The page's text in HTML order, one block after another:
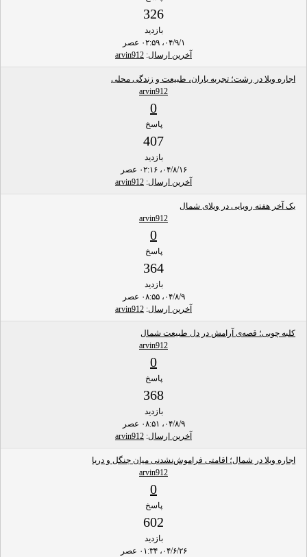
326
بازدید
۰۴/۹/۱، ۰۲:۵۹ عصر
آخرین ارسال:
arvin912
اجاره ویلا در رشت؛ تجربه باران، طبیعت و زندگی محلی
arvin912
0
پاسخ
407
بازدید
۰۴/۸/۱۶، ۰۲:۱۶ عصر
آخرین ارسال:
arvin912
یک آخر هفته رویایی در ویلای شمال
arvin912
0
پاسخ
364
بازدید
۰۴/۸/۹، ۰۸:۵۵ عصر
آخرین ارسال:
arvin912
کلبه چوبی؛ قصه‌ی آرامش در دل طبیعت شمال
arvin912
0
پاسخ
368
بازدید
۰۴/۸/۹، ۰۸:۵۱ عصر
آخرین ارسال:
arvin912
اجاره ویلا در شمال؛ اقامتی فراموش‌نشدنی میان جنگل و دریا
arvin912
0
پاسخ
602
بازدید
۰۴/۶/۲۶، ۰۱:۳۴ عصر